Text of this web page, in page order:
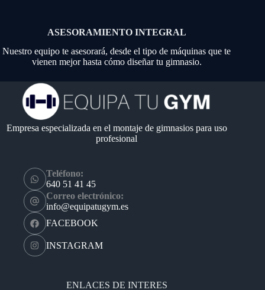
ASESORAMIENTO INTEGRAL
Nuestro equipo te asesorará, desde el tipo de máquinas que te
vienen mejor hasta cómo diseñar tu gimnasio.
Empresa especializada en el montaje de gimnasios para uso
profesional
Teléfono:
640 51 41 45
Correo electrónico:
info@equipatugym.es
FACEBOOK
INSTAGRAM
ENLACES DE INTERES